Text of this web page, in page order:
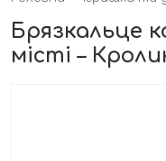
Брязкальце
місті –